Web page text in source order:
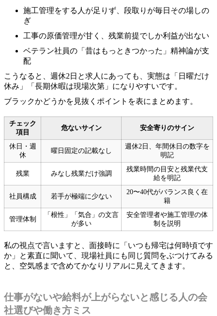
施工管理をする人が足りず、段取りが毎日その場しの
ぎ
工事の原価管理が甘く、残業前提でしか利益が出ない
ベテラン社員の「昔はもっときつかった」精神論が支
配
こうなると、週休2日と求人にあっても、実態は「日曜だけ
休み」「長期休暇は現場次第」になりやすいです。
ブラックかどうかを見抜くポイントを表にまとめます。
チェック
項目
危ないサイン 安全寄りのサイン
休日・週
休
曜日固定の記載なし
週休2日、年間休日の数字を
明記
残業 みなし残業だけ強調
残業時間の目安と残業代支
給を明記
社員構成 若手が極端に少ない
20〜40代がバランス良く在
籍
管理体制
「根性」「気合」の文言
が多い
安全管理者や施工管理の体
制を説明
私の視点で言いますと、面接時に「いつも帰宅は何時頃です
か」と素直に聞いて、現場社員にも同じ質問をぶつけてみる
と、空気感まで含めてかなりリアルに見えてきます。
仕事がないや給料が上がらないと感じる人の会
社選びや働き方ミス